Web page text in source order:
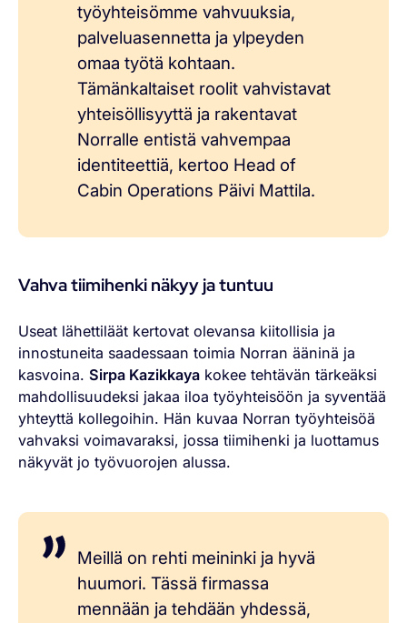
työyhteisömme vahvuuksia,
palveluasennetta ja ylpeyden
omaa työtä kohtaan.
Tämänkaltaiset roolit vahvistavat
yhteisöllisyyttä ja rakentavat
Norralle entistä vahvempaa
identiteettiä, kertoo Head of
Cabin Operations Päivi Mattila.
Vahva tiimihenki näkyy ja tuntuu
Useat lähettiläät kertovat olevansa kiitollisia ja
innostuneita saadessaan toimia Norran ääninä ja
kasvoina. Sirpa Kazikkayakokee tehtävän tärkeäksi
mahdollisuudeksi jakaa iloa työyhteisöön ja syventää
yhteyttä kollegoihin. Hän kuvaa Norran työyhteisöä
vahvaksi voimavaraksi, jossa tiimihenki ja luottamus
näkyvät jo työvuorojen alussa.
Meillä on rehti meininki ja hyvä
huumori. Tässä firmassa
mennään ja tehdään yhdessä,